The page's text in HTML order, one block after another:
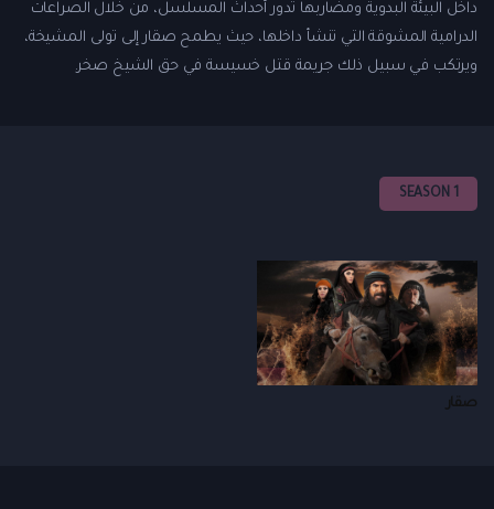
داخل البيئة البدوية ومضاربها تدور أحداث المسلسل، من خلال الصراعات
الدرامية المشوقة التي تنشأ داخلها، حيث يطمح صقار إلى تولى المشيخة،
ويرتكب في سبيل ذلك جريمة قتل خسيسة في حق الشيخ صخر.
SEASON 1
صقار